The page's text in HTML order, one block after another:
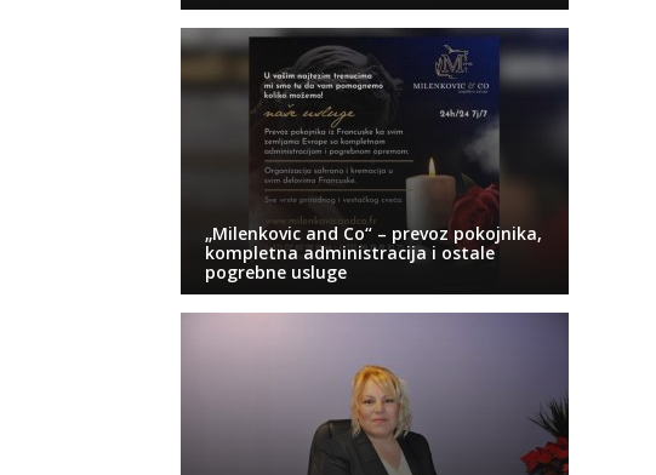
„Milenkovic and Co“ – prevoz pokojnika,
kompletna administracija i ostale
pogrebne usluge